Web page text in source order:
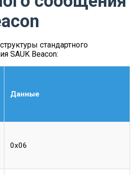
стандартного
SAUK Beacon:
Данные
0x06